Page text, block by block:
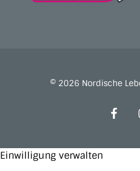
© 2026 Nordische
Einwilligung verwalten